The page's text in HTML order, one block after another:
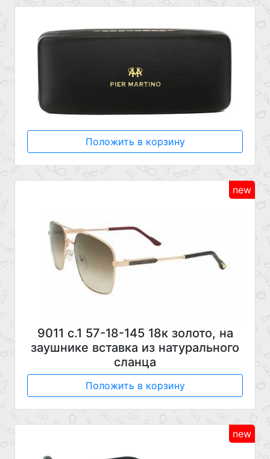
Положить в корзину
new
9011 с.1 57-18-145 18к золото, на
заушнике вставка из натурального
сланца
Положить в корзину
new